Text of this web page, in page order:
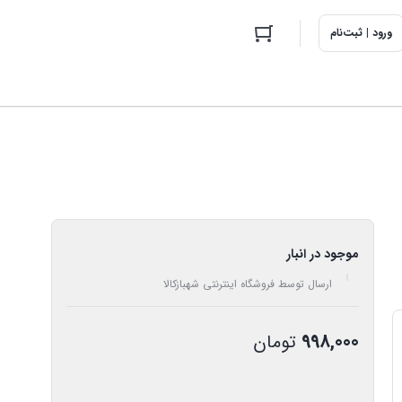
ورود | ثبت‌نام
موجود در انبار
ارسال توسط فروشگاه اینترنتی شهبازکالا
998,000 تومان